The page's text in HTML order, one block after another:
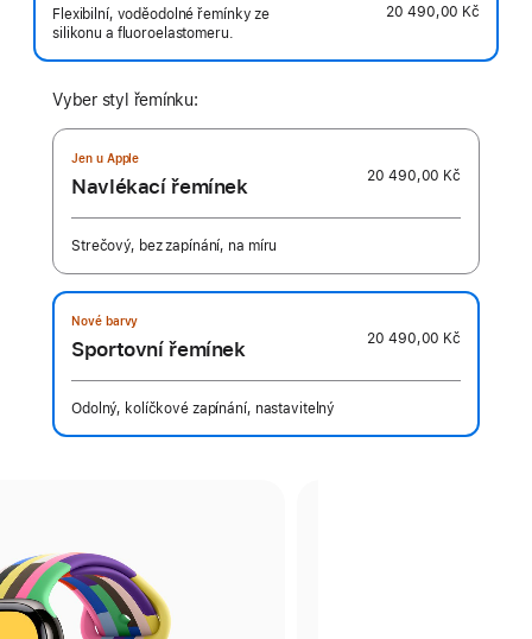
Flexibilní, voděodolné řemínky ze
silikonu a fluoroelastomeru.
20 490,00 Kč
Vyber styl řemínku:
Jen u Apple
Navlékací řemínek 20 490,00 Kč
Strečový, bez zapínání, na míru
Nové barvy
Sportovní řemínek 20 490,00 Kč
Odolný, kolíčkové zapínání, nastavitelný